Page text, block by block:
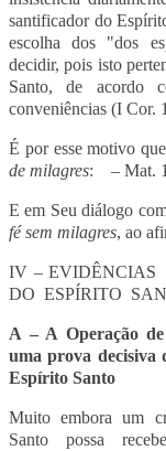
santificador do
escolha dos "dos
decidir, pois isto
Santo, de acordo
conveniências (I Cor.
É por esse motivo que
de milagres: – Mat.
E em Seu diálogo
fé sem milagres, ao
IV – EVIDÊNCIAS
DO ESPÍRITO
A – A Operação
uma prova decisiva
Espírito Santo
Muito embora um
Santo possa